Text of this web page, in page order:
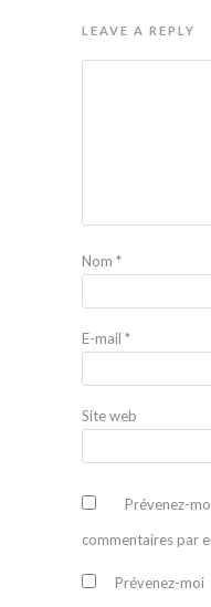
LEAVE A REPLY
Nom *
E-mail *
Site web
commentaires par
Prévenez-